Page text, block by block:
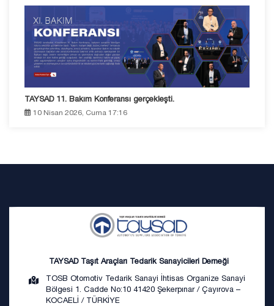
TAYSAD 11. Bakım Konferansı gerçekleşti.
10 Nisan 2026, Cuma 17:16
TAYSAD Taşıt Araçları Tedarik Sanayicileri Derneği
TOSB Otomotiv Tedarik Sanayi İhtisas Organize Sanayi
Bölgesi 1. Cadde No:10 41420 Şekerpınar / Çayırova –
KOCAELİ / TÜRKİYE